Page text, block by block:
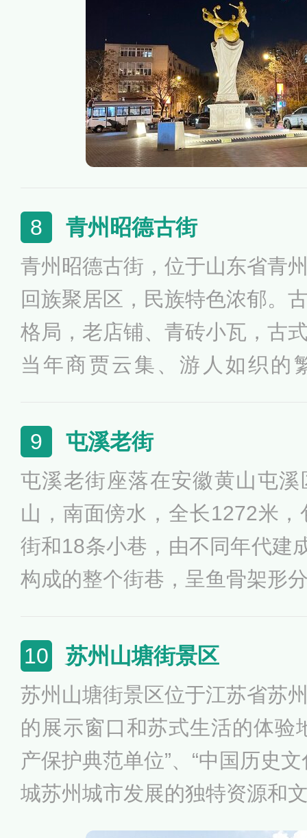
兴式建筑、庭院式建筑以及中
为万国建筑博览苑。
8 青州昭德古街
青州昭德古街，位于山东省青
回族聚居区，民族特色浓郁。
格局，老店铺、青砖小瓦，古
当年商贾云集、游人如织的
共有拉萨八廓街、北京国子
围。接下来，将由公众和专
中选出10个，入选首批 “中国
结果将于第三个中国文化遗产
向全社会公布。而青州昭德古
历史文化名街”十强。
9 屯溪老街
屯溪老街座落在安徽黄山屯
山，南面傍水，全长1272米
街和18条小巷，由不同年代建
构成的整个街巷，呈鱼骨架形
流之处，所以又被称为流动的“
保存较完整、具有南宋和明清
也是中国“全国重点文物保护单
与北京国子监街、苏州平江路
文化名街”。屯溪老街的特色
馃、黄山烧饼、馄饨等。
10 苏州山塘街景区
苏州山塘街景区位于江苏省苏
的展示窗口和苏式生活的体验
产保护典范单位”、“中国历史
城苏州城市发展的独特资源和
有民歌唱道“上有天堂，下有